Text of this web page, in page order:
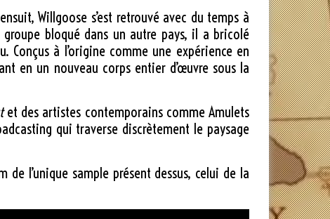
Willgoose s’est retrouvé avec du temps à
bloqué dans un autre pays, il a bricolé
Conçus à l’origine comme une expérience en
en un nouveau corps entier d’œuvre sous la
et des artistes contemporains comme Amulets
qui traverse discrètement le paysage
l’unique sample présent dessus, celui de la